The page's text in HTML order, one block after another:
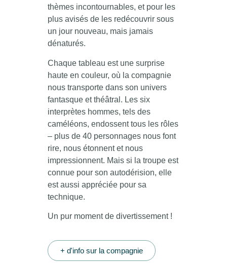
thèmes incontournables, et pour les
plus avisés de les redécouvrir sous
un jour nouveau, mais jamais
dénaturés.
Chaque tableau est une surprise
haute en couleur, où la compagnie
nous transporte dans son univers
fantasque et théâtral. Les six
interprètes hommes, tels des
caméléons, endossent tous les rôles
– plus de 40 personnages nous font
rire, nous étonnent et nous
impressionnent. Mais si la troupe est
connue pour son autodérision, elle
est aussi appréciée pour sa
technique.
Un pur moment de divertissement !
+ d'info sur la compagnie